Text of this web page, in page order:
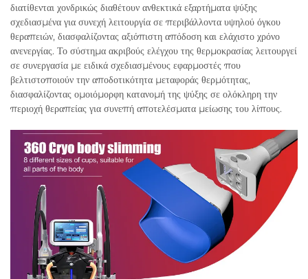
διατίθενται χονδρικώς διαθέτουν ανθεκτικά εξαρτήματα ψύξης
σχεδιασμένα για συνεχή λειτουργία σε περιβάλλοντα υψηλού όγκου
θεραπειών, διασφαλίζοντας αξιόπιστη απόδοση και ελάχιστο χρόνο
ανενεργίας. Το σύστημα ακριβούς ελέγχου της θερμοκρασίας λειτουργεί
σε συνεργασία με ειδικά σχεδιασμένους εφαρμοστές που
βελτιστοποιούν την αποδοτικότητα μεταφοράς θερμότητας,
διασφαλίζοντας ομοιόμορφη κατανομή της ψύξης σε ολόκληρη την
περιοχή θεραπείας για συνεπή αποτελέσματα μείωσης του λίπους.